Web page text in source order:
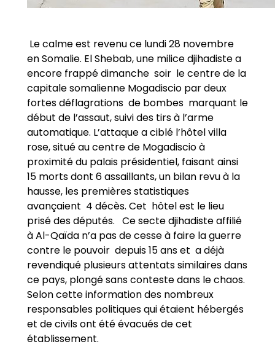
Le calme est revenu ce lundi 28 novembre
en Somalie. El Shebab, une milice djihadiste a
encore frappé dimanche soir le centre de la
capitale somalienne Mogadiscio par deux
fortes déflagrations de bombes marquant le
début de l’assaut, suivi des tirs à l’arme
automatique. L’attaque a ciblé l’hôtel villa
rose, situé au centre de Mogadiscio à
proximité du palais présidentiel, faisant ainsi
15 morts dont 6 assaillants, un bilan revu à la
hausse, les premières statistiques
avançaient 4 décès. Cet hôtel est le lieu
prisé des députés. Ce secte djihadiste affilié
à Al-Qaïda n’a pas de cesse à faire la guerre
contre le pouvoir depuis 15 ans et a déjà
revendiqué plusieurs attentats similaires dans
ce pays, plongé sans conteste dans le chaos.
Selon cette information des nombreux
responsables politiques qui étaient hébergés
et de civils ont été évacués de cet
établissement.